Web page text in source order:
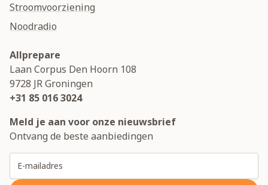
Stroomvoorziening
Noodradio
Allprepare
Laan Corpus Den Hoorn 108
9728 JRGroningen
+31 85 016 3024
Meld je aan voor onze nieuwsbrief
Ontvang de beste aanbiedingen